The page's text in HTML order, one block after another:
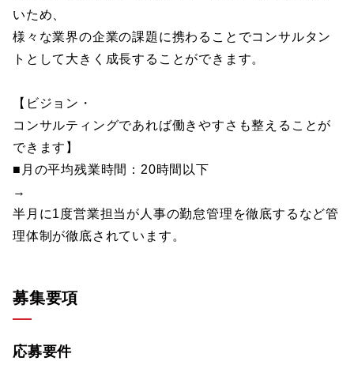
いため、
様々な業界の企業の課題に携わることでコンサルタン
トとして大きく成長することができます。
【ビジョン・
コンサルティングであれば働きやすさも整えることが
できます】
■月の平均残業時間：20時間以下
→
半月に1度営業担当が人事の勤怠管理を徹底するなど管
理体制が徹底されています。
募集要項
応募要件